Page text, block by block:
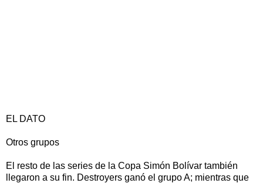
EL DATO
Otros grupos
El resto de las series de la Copa Simón Bolívar también
llegaron a su fin. Destroyers ganó el grupo A; mientras que